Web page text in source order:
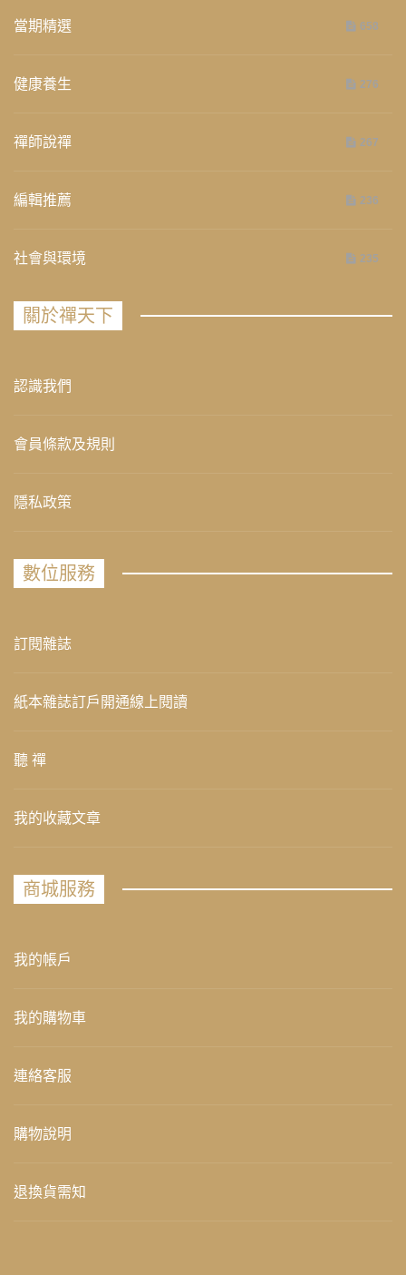
當期精選 658
健康養生 276
禪師說禪 267
編輯推薦 236
社會與環境 235
關於禪天下
認識我們
會員條款及規則
隱私政策
數位服務
訂閱雜誌
紙本雜誌訂戶開通線上閱讀
聽 禪
我的收藏文章
商城服務
我的帳戶
我的購物車
連絡客服
購物說明
退換貨需知